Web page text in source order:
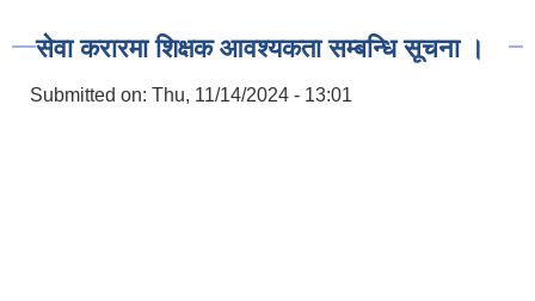
सेवा करारमा शिक्षक आवश्यकता सम्बन्धि सूचना ।
Submitted on: Thu, 11/14/2024 - 13:01